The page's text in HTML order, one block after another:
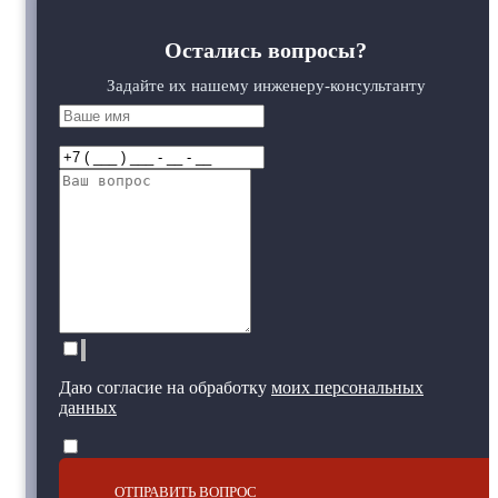
Остались вопросы?
Задайте их нашему инженеру-консультанту
Даю согласие на обработку моих персональных
данных
ОТПРАВИТЬ ВОПРОС